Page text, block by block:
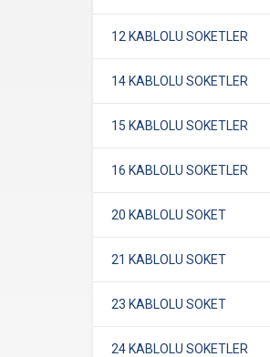
12 KABLOLU SOKETLER
14 KABLOLU SOKETLER
15 KABLOLU SOKETLER
16 KABLOLU SOKETLER
20 KABLOLU SOKET
21 KABLOLU SOKET
23 KABLOLU SOKET
24 KABLOLU SOKETLER